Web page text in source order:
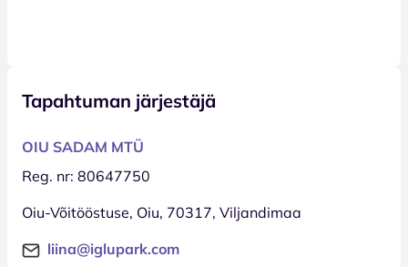
Tapahtuman järjestäjä
OIU SADAM MTÜ
Reg. nr: 80647750
Oiu-Võitööstuse, Oiu, 70317, Viljandimaa
liina@iglupark.com